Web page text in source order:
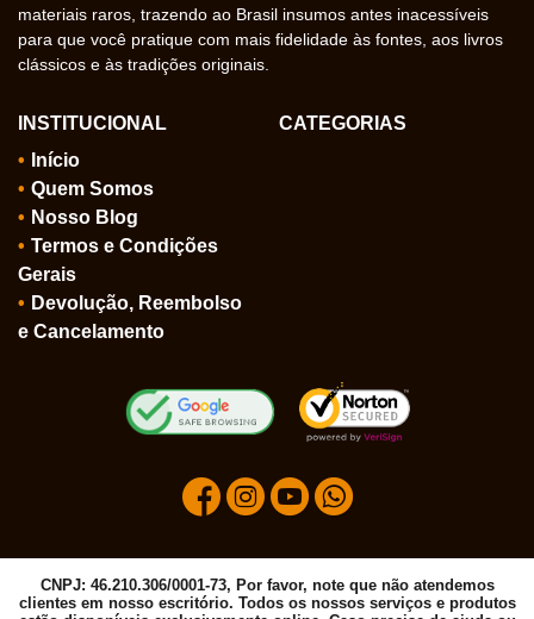
materiais raros, trazendo ao Brasil insumos antes inacessíveis
para que você pratique com mais fidelidade às fontes, aos livros
clássicos e às tradições originais.
INSTITUCIONAL
Início
Quem Somos
Nosso Blog
Termos e Condições
Gerais
Devolução, Reembolso
e Cancelamento
CATEGORIAS
CNPJ: 46.210.306/0001-73, Por favor, note que não atendemos
clientes em nosso escritório. Todos os nossos serviços e produtos